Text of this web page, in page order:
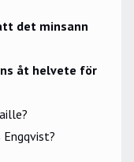
det minsann
åt helvete för
Engqvist?